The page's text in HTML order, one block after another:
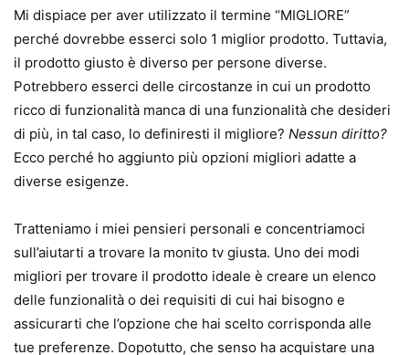
Mi dispiace per aver utilizzato il termine “MIGLIORE”
perché dovrebbe esserci solo 1 miglior prodotto. Tuttavia,
il prodotto giusto è diverso per persone diverse.
Potrebbero esserci delle circostanze in cui un prodotto
ricco di funzionalità manca di una funzionalità che desideri
di più, in tal caso, lo definiresti il ​​migliore? Nessun diritto?
Ecco perché ho aggiunto più opzioni migliori adatte a
diverse esigenze.
Tratteniamo i miei pensieri personali e concentriamoci
sull’aiutarti a trovare la monito tv giusta. Uno dei modi
migliori per trovare il prodotto ideale è creare un elenco
delle funzionalità o dei requisiti di cui hai bisogno e
assicurarti che l’opzione che hai scelto corrisponda alle
tue preferenze. Dopotutto, che senso ha acquistare una